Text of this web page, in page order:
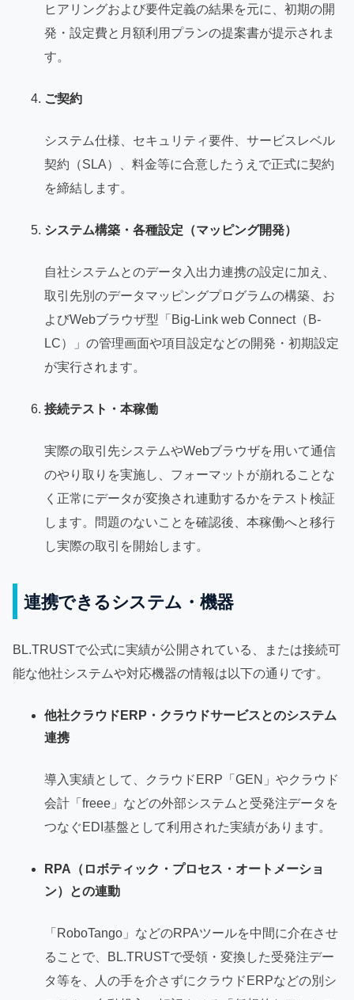
ヒアリングおよび要件定義の結果を元に、初期の開
発・設定費と月額利用プランの提案書が提示されま
す。
ご契約
システム仕様、セキュリティ要件、サービスレベル
契約（SLA）、料金等に合意したうえで正式に契約
を締結します。
システム構築・各種設定（マッピング開発）
自社システムとのデータ入出力連携の設定に加え、
取引先別のデータマッピングプログラムの構築、お
よびWebブラウザ型「Big-Link web Connect（B-
LC）」の管理画面や項目設定などの開発・初期設定
が実行されます。
接続テスト・本稼働
実際の取引先システムやWebブラウザを用いて通信
のやり取りを実施し、フォーマットが崩れることな
く正常にデータが変換され連動するかをテスト検証
します。問題のないことを確認後、本稼働へと移行
し実際の取引を開始します。
連携できるシステム・機器
BL.TRUSTで公式に実績が公開されている、または接続可
能な他社システムや対応機器の情報は以下の通りです。
他社クラウドERP・クラウドサービスとのシステム
連携
導入実績として、クラウドERP「GEN」やクラウド
会計「freee」などの外部システムと受発注データを
つなぐEDI基盤として利用された実績があります。
RPA（ロボティック・プロセス・オートメーショ
ン）との連動
「RoboTango」などのRPAツールを中間に介在させ
ることで、BL.TRUSTで受領・変換した受発注デー
タ等を、人の手を介さずにクラウドERPなどの別シ